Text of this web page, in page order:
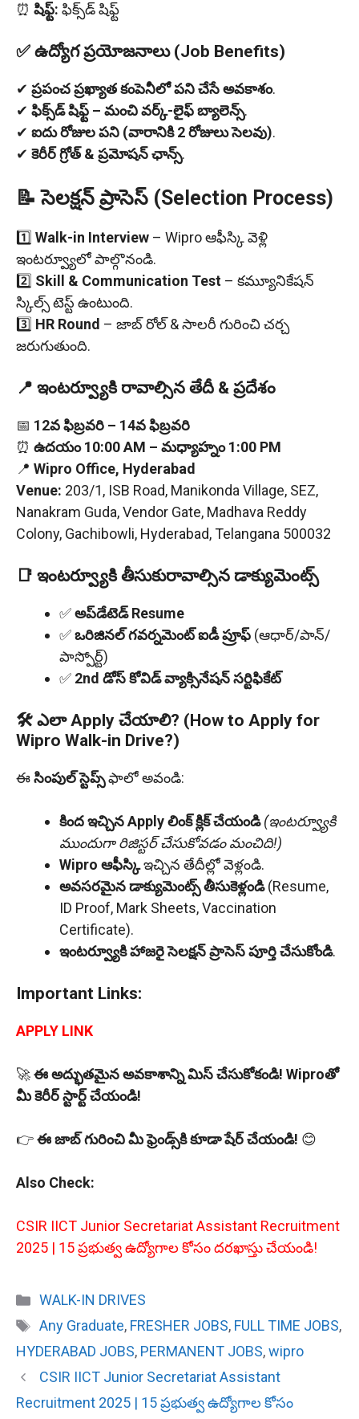
⏰ షిఫ్ట్: ఫిక్స్‌డ్ షిఫ్ట్
✅ ఉద్యోగ ప్రయోజనాలు (Job Benefits)
✔ ప్రపంచ ప్రఖ్యాత కంపెనీలో పని చేసే అవకాశం.
✔ ఫిక్స్‌డ్ షిఫ్ట్ – మంచి వర్క్-లైఫ్ బ్యాలెన్స్.
✔ ఐదు రోజుల పని (వారానికి 2 రోజులు సెలవు).
✔ కెరీర్ గ్రోత్ & ప్రమోషన్ ఛాన్స్.
📝 సెలక్షన్ ప్రాసెస్ (Selection Process)
1️⃣ Walk-in Interview – Wipro ఆఫీస్కి వెళ్లి
ఇంటర్వ్యూలో పాల్గొనండి.
2️⃣ Skill & Communication Test – కమ్యూనికేషన్
స్కిల్స్ టెస్ట్ ఉంటుంది.
3️⃣ HR Round – జాబ్ రోల్ & సాలరీ గురించి చర్చ
జరుగుతుంది.
📍 ఇంటర్వ్యూకి రావాల్సిన తేదీ & ప్రదేశం
📅 12వ ఫిబ్రవరి – 14వ ఫిబ్రవరి
⏰ ఉదయం 10:00 AM – మధ్యాహ్నం 1:00 PM
📍 Wipro Office, Hyderabad
Venue: 203/1, ISB Road, Manikonda Village, SEZ,
Nanakram Guda, Vendor Gate, Madhava Reddy
Colony, Gachibowli, Hyderabad, Telangana 500032
📑 ఇంటర్వ్యూకి తీసుకురావాల్సిన డాక్యుమెంట్స్
✅అప్‌డేటెడ్ Resume
✅ఒరిజినల్ గవర్నమెంట్ ఐడీ ప్రూఫ్ (ఆధార్/పాన్/
పాస్పోర్ట్)
✅ 2nd డోస్ కోవిడ్ వ్యాక్సినేషన్ సర్టిఫికేట్
🛠 ఎలా Apply చేయాలి? (How to Apply for
Wipro Walk-in Drive?)
ఈసింపుల్ స్టెప్స్ఫాలో అవండి:
కింద ఇచ్చిన Apply లింక్ క్లిక్ చేయండి (ఇంటర్వ్యూకి
ముందుగా రిజిస్టర్ చేసుకోవడం మంచిది!)
Wipro ఆఫీస్కిఇచ్చిన తేదీల్లో వెళ్లండి.
అవసరమైన డాక్యుమెంట్స్ తీసుకెళ్లండి(Resume,
ID Proof, Mark Sheets, Vaccination
Certificate).
ఇంటర్వ్యూకి హాజరై సెలక్షన్ ప్రాసెస్ పూర్తి చేసుకోండి.
Important Links:
APPLY LINK
🚀ఈ అద్భుతమైన అవకాశాన్ని మిస్ చేసుకోకండి! Wiproతో
మీ కెరీర్ స్టార్ట్ చేయండి!
👉ఈ జాబ్ గురించి మీ ఫ్రెండ్స్‌కి కూడా షేర్ చేయండి! 😊
Also Check:
CSIR IICT Junior Secretariat Assistant Recruitment
2025 | 15 ప్రభుత్వ ఉద్యోగాల కోసం దరఖాస్తు చేయండి!
Categories
WALK-IN DRIVES
Tags
Any Graduate, FRESHER JOBS, FULL TIME JOBS,
HYDERABAD JOBS, PERMANENT JOBS,wipro
CSIR IICT Junior Secretariat Assistant
Recruitment 2025 | 15 ప్రభుత్వ ఉద్యోగాల కోసం